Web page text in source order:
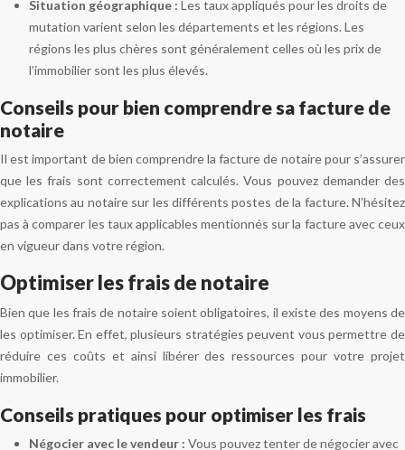
Situation géographique : Les taux appliqués pour les droits de
mutation varient selon les départements et les régions. Les
régions les plus chères sont généralement celles où les prix de
l’immobilier sont les plus élevés.
Conseils pour bien comprendre sa facture de
notaire
Il est important de bien comprendre la facture de notaire pour s’assurer
que les frais sont correctement calculés. Vous pouvez demander des
explications au notaire sur les différents postes de la facture. N’hésitez
pas à comparer les taux applicables mentionnés sur la facture avec ceux
en vigueur dans votre région.
Optimiser les frais de notaire
Bien que les frais de notaire soient obligatoires, il existe des moyens de
les optimiser. En effet, plusieurs stratégies peuvent vous permettre de
réduire ces coûts et ainsi libérer des ressources pour votre projet
immobilier.
Conseils pratiques pour optimiser les frais
Négocier avec le vendeur : Vous pouvez tenter de négocier avec